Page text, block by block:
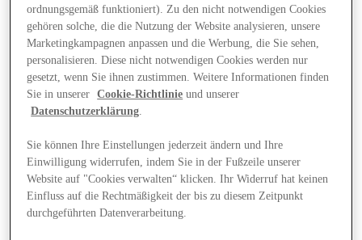
Angebote
ordnungsgemäß funktioniert). Zu den nicht notwendigen Cookies
gehören solche, die die Nutzung der Website analysieren, unsere
Marketingkampagnen anpassen und die Werbung, die Sie sehen,
personalisieren. Diese nicht notwendigen Cookies werden nur
gesetzt, wenn Sie ihnen zustimmen. Weitere Informationen finden
Sie in unserer
Cookie-Richtlinie und unserer
Datenschutzerklärung.
Sie können Ihre Einstellungen jederzeit ändern und Ihre
Einwilligung widerrufen, indem Sie in der Fußzeile unserer
Website auf "Cookies verwalten“ klicken. Ihr Widerruf hat keinen
Einfluss auf die Rechtmäßigkeit der bis zu diesem Zeitpunkt
durchgeführten Datenverarbeitung.